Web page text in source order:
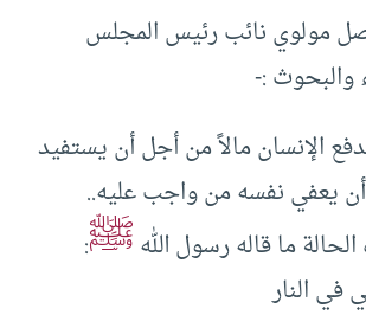
مولوي نائب رئيس المجلس
والبحوث :-
الإنسان مالاً من أجل أن يستفيد
يعفي نفسه من واجب عليه..
ما قاله رسول اللهﷺ:
في النار